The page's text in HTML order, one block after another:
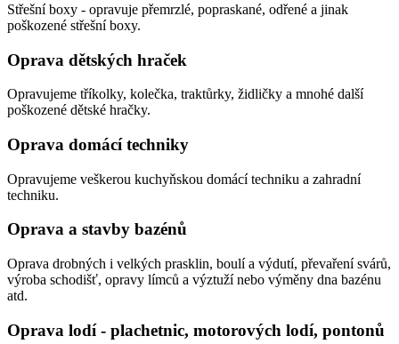
Střešní boxy - opravuje přemrzlé, popraskané, odřené a jinak
poškozené střešní boxy.
Oprava dětských hraček
Opravujeme tříkolky, kolečka, traktůrky, židličky a mnohé další
poškozené dětské hračky.
Oprava domácí techniky
Opravujeme veškerou kuchyňskou domácí techniku a zahradní
techniku.
Oprava a stavby bazénů
Oprava drobných i velkých prasklin, boulí a výdutí, převaření svárů,
výroba schodišť, opravy límců a výztuží nebo výměny dna bazénu
atd.
Oprava lodí - plachetnic, motorových lodí, pontonů